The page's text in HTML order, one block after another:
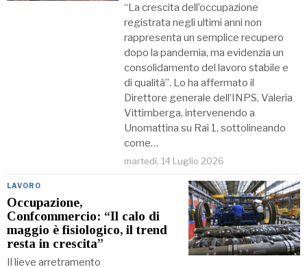
“La crescita dell’occupazione
registrata negli ultimi anni non
rappresenta un semplice recupero
dopo la pandemia, ma evidenzia un
consolidamento del lavoro stabile e
di qualità”. Lo ha affermato il
Direttore generale dell’INPS, Valeria
Vittimberga, intervenendo a
Unomattina su Rai 1, sottolineando
come…
martedì, 14 Luglio 2026
LAVORO
Occupazione,
Confcommercio: “Il calo di
maggio è fisiologico, il trend
resta in crescita”
Il lieve arretramento